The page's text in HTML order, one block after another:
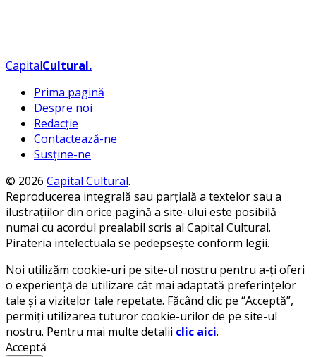
CapitalCultural.
Prima pagină
Despre noi
Redacție
Contactează-ne
Susține-ne
© 2026 Capital Cultural.
Reproducerea integrală sau parțială a textelor sau a
ilustrațiilor din orice pagină a site-ului este posibilă
numai cu acordul prealabil scris al Capital Cultural.
Pirateria intelectuala se pedepsește conform legii.
Noi utilizăm cookie-uri pe site-ul nostru pentru a-ți oferi
o experiență de utilizare cât mai adaptată preferințelor
tale și a vizitelor tale repetate. Făcând clic pe “Acceptă”,
permiți utilizarea tuturor cookie-urilor de pe site-ul
nostru. Pentru mai multe detalii clic aici.
Acceptă